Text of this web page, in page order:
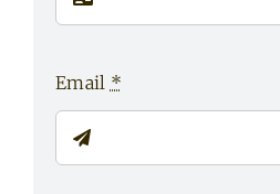
Email *